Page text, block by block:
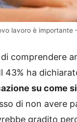
lavoro è importante
comprendere
43% ha
su come
di non avere
gradito